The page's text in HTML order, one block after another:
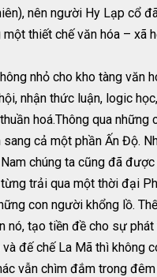
nên người Hy Lạp cổ
thiết chế văn hóa – xã
nhỏ cho kho tàng văn
nhận thức luận, logic
hoá.Thông qua những
cả một phần Ấn Độ.
chúng ta cũng đã
trải qua một thời đại
con người khổng lồ.
tạo tiền đề cho sự
đế chế La Mã thì không
vẫn chìm đắm trong